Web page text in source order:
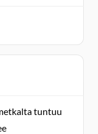
tuntuu